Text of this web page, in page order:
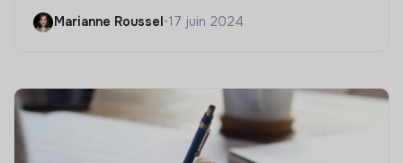
Marianne Roussel•17 juin 2024